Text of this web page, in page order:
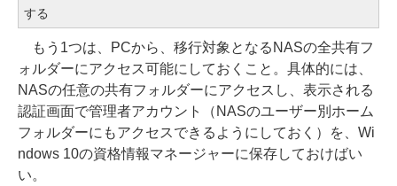
する
もう1つは、PCから、移行対象となるNASの全共有フ
ォルダーにアクセス可能にしておくこと。具体的には、
NASの任意の共有フォルダーにアクセスし、表示される
認証画面で管理者アカウント（NASのユーザー別ホーム
フォルダーにもアクセスできるようにしておく）を、Wi
ndows 10の資格情報マネージャーに保存しておけばい
い。